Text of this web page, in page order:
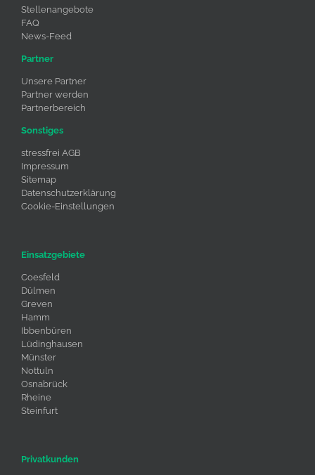
Stellenangebote
FAQ
News-Feed
Partner
Unsere Partner
Partner werden
Partnerbereich
Sonstiges
stressfrei AGB
Impressum
Sitemap
Datenschutzerklärung
Cookie-Einstellungen
Einsatzgebiete
Coesfeld
Dülmen
Greven
Hamm
Ibbenbüren
Lüdinghausen
Münster
Nottuln
Osnabrück
Rheine
Steinfurt
Privatkunden